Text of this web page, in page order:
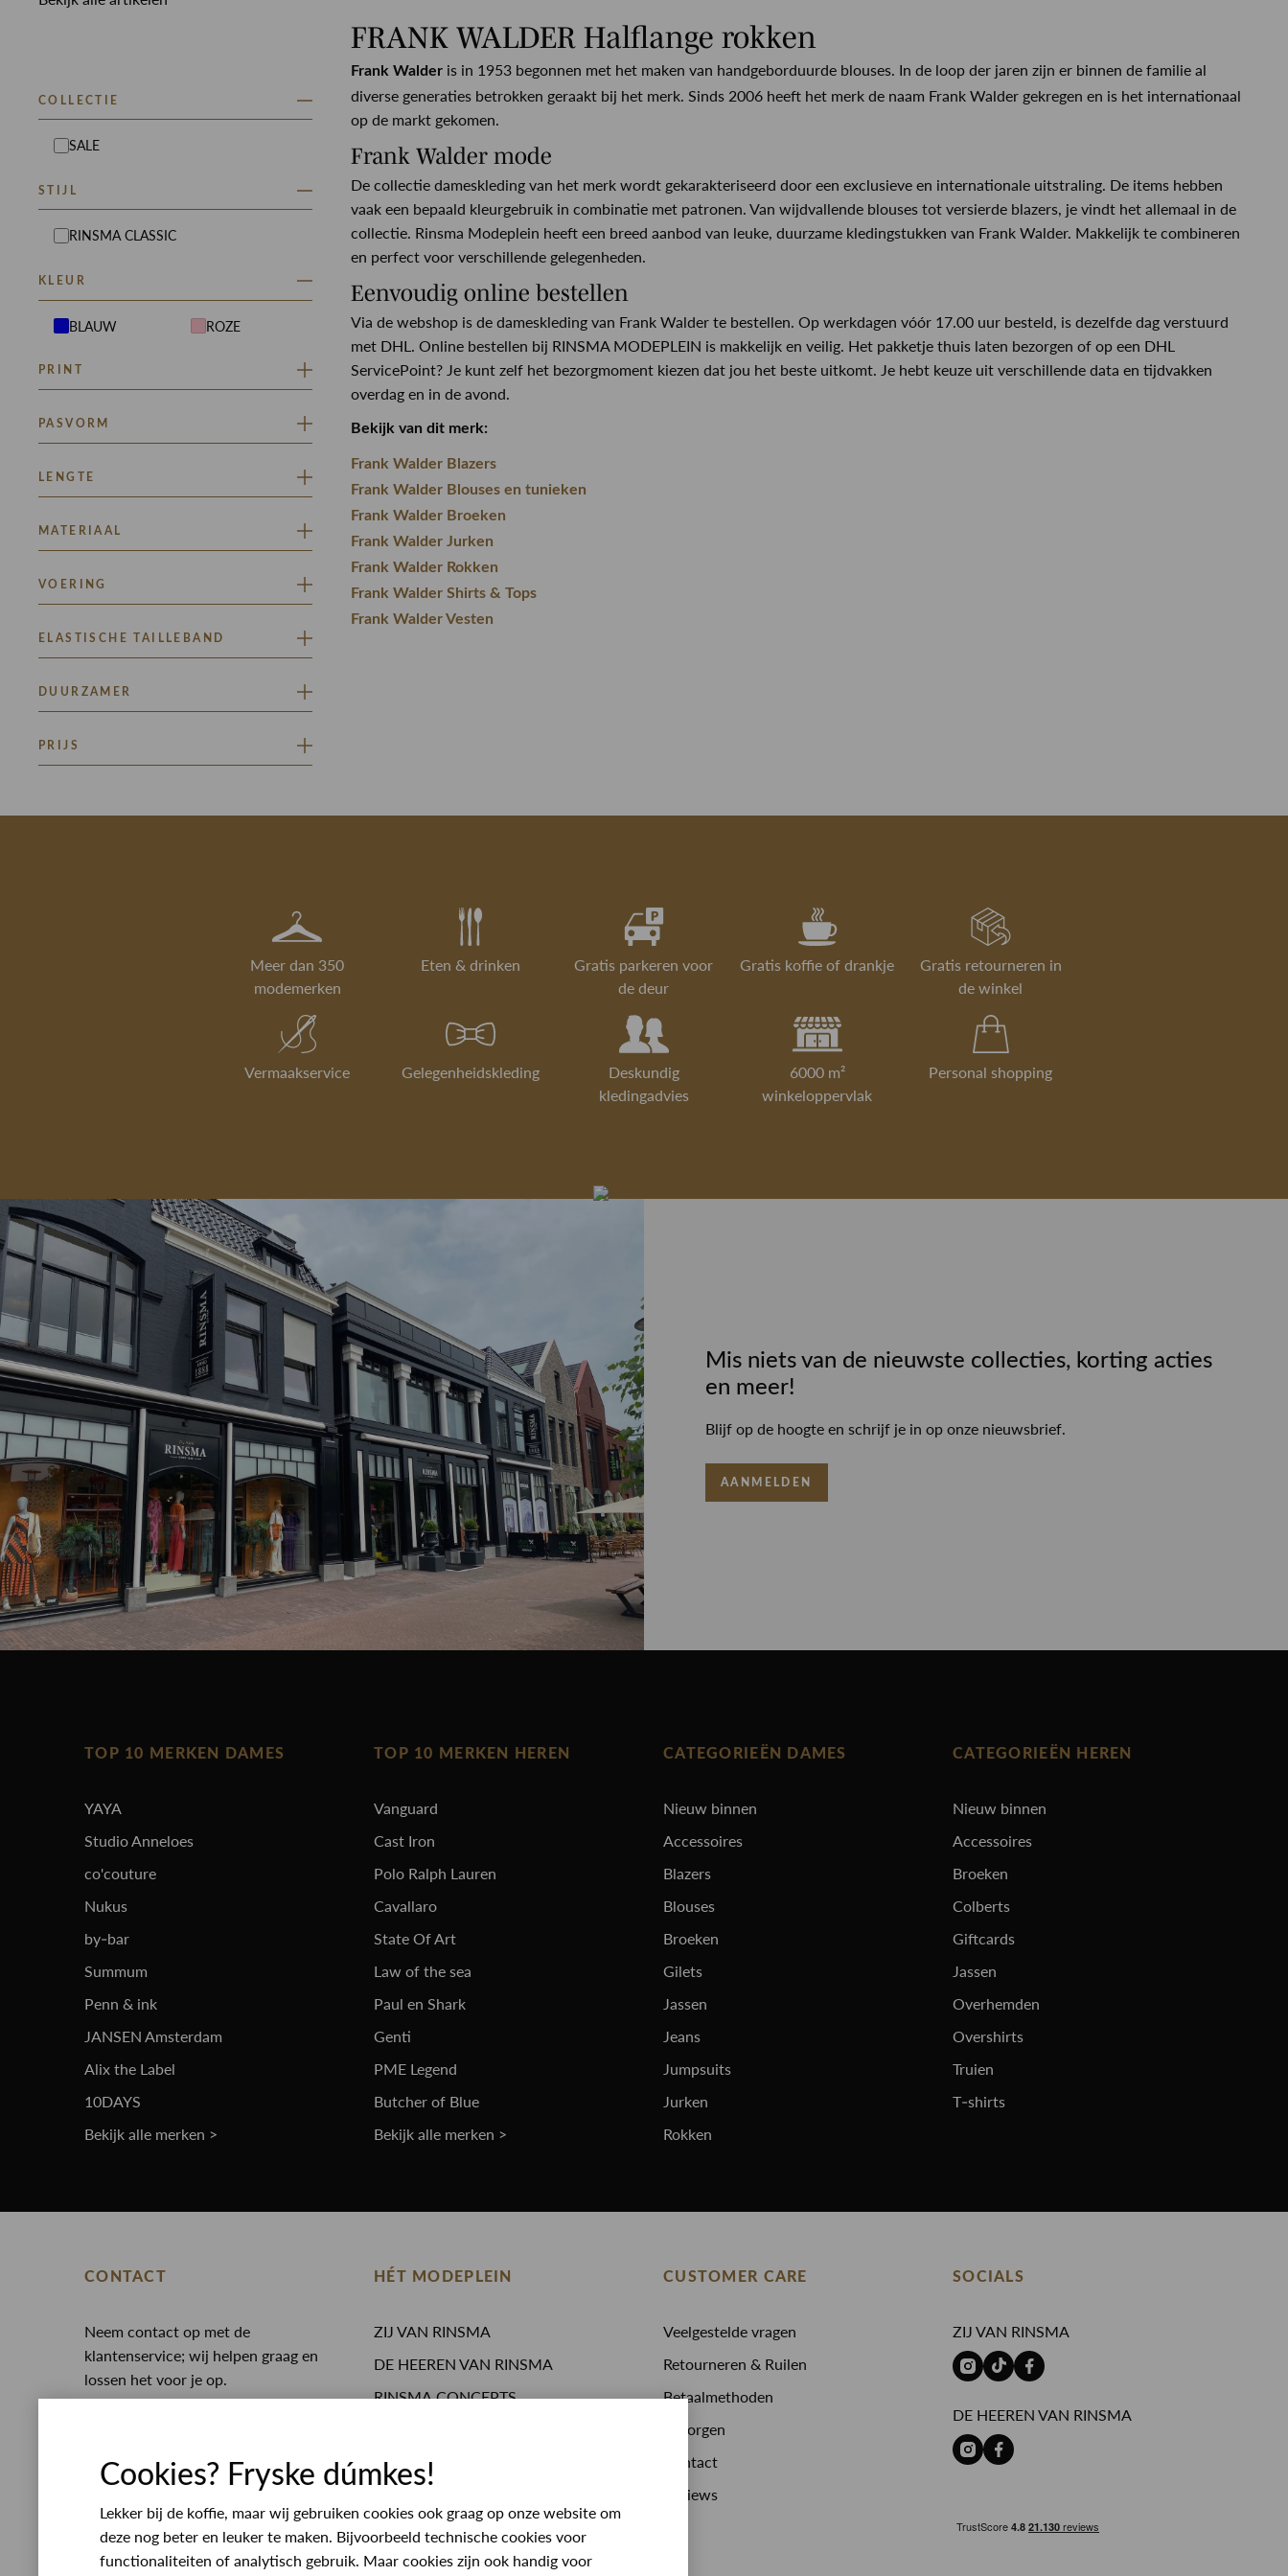
COLLECTIE
SALE
STIJL
RINSMA CLASSIC
KLEUR
BLAUW ROZE
PRINT
BLOEMEN
PASVORM
A-LIJN
LENGTE
HALFLANG
MATERIAAL
STRETCH
VOERING
ONGEVOERD
ELASTISCHE TAILLEBAND
JA
DUURZAMER
CLASSIFICATIE GOUD
PRIJS
–
FRANK WALDER Halflange rokken
Frank Walder is in 1953 begonnen met het maken van handgeborduurde blouses. In de loop der jaren zijn er binnen de familie al
diverse generaties betrokken geraakt bij het merk. Sinds 2006 heeft het merk de naam Frank Walder gekregen en is het internationaal
op de markt gekomen.
Frank Walder mode
De collectie dameskleding van het merk wordt gekarakteriseerd door een exclusieve en internationale uitstraling. De items hebben
vaak een bepaald kleurgebruik in combinatie met patronen. Van wijdvallende blouses tot versierde blazers, je vindt het allemaal in de
collectie. Rinsma Modeplein heeft een breed aanbod van leuke, duurzame kledingstukken van Frank Walder. Makkelijk te combineren
en perfect voor verschillende gelegenheden.
Eenvoudig online bestellen
Via de webshop is de dameskleding van Frank Walder te bestellen. Op werkdagen vóór 17.00 uur besteld, is dezelfde dag verstuurd
met DHL. Online bestellen bij RINSMA MODEPLEIN is makkelijk en veilig. Het pakketje thuis laten bezorgen of op een DHL
ServicePoint? Je kunt zelf het bezorgmoment kiezen dat jou het beste uitkomt. Je hebt keuze uit verschillende data en tijdvakken
overdag en in de avond.
Bekijk van dit merk:
Frank Walder Blazers
Frank Walder Blouses en tunieken
Frank Walder Broeken
Frank Walder Jurken
Frank Walder Rokken
Frank Walder Shirts & Tops
Frank Walder Vesten
Meer dan 350
modemerken
Eten & drinken
Gratis parkeren voor
de deur
Gratis koffie of drankje
Gratis retourneren in
de winkel
Vermaakservice Gelegenheidskleding
Deskundig
kledingadvies
6000 m²
winkeloppervlak
Personal shopping
Mis niets van de nieuwste collecties, korting acties
en meer!
Blijf op de hoogte en schrijf je in op onze nieuwsbrief.
AANMELDEN
TOP 10 MERKEN DAMES
YAYA
Studio Anneloes
co'couture
Nukus
by-bar
Summum
Penn & ink
JANSEN Amsterdam
Alix the Label
10DAYS
Bekijk alle merken >
TOP 10 MERKEN HEREN
Vanguard
Cast Iron
Polo Ralph Lauren
Cavallaro
State Of Art
Law of the sea
Paul en Shark
Genti
PME Legend
Butcher of Blue
Bekijk alle merken >
CATEGORIEËN DAMES
Nieuw binnen
Accessoires
Blazers
Blouses
Broeken
Gilets
Jassen
Jeans
Jumpsuits
Jurken
Rokken
CATEGORIEËN HEREN
Nieuw binnen
Accessoires
Broeken
Colberts
Giftcards
Jassen
Overhemden
Overshirts
Truien
T-shirts
CONTACT
Neem contact op met de
klantenservice; wij helpen graag en
lossen het voor je op.
service@rinsmamodeplein.nl
Bezoekadres
Lijnbaan 10
8401 VL Gorredijk
HÉT MODEPLEIN
ZIJ VAN RINSMA
DE HEEREN VAN RINSMA
RINSMA.CONCEPTS
Openingstijden
CUSTOMER CARE
Veelgestelde vragen
Retourneren & Ruilen
Betaalmethoden
Bezorgen
Contact
Reviews
SOCIALS
ZIJ VAN RINSMA
DE HEEREN VAN RINSMA
Cookies? Fryske dúmkes!
Lekker bij de koffie, maar wij gebruiken cookies ook graag op onze website om
deze nog beter en leuker te maken. Bijvoorbeeld technische cookies voor
functionaliteiten of analytisch gebruik. Maar cookies zijn ook handig voor